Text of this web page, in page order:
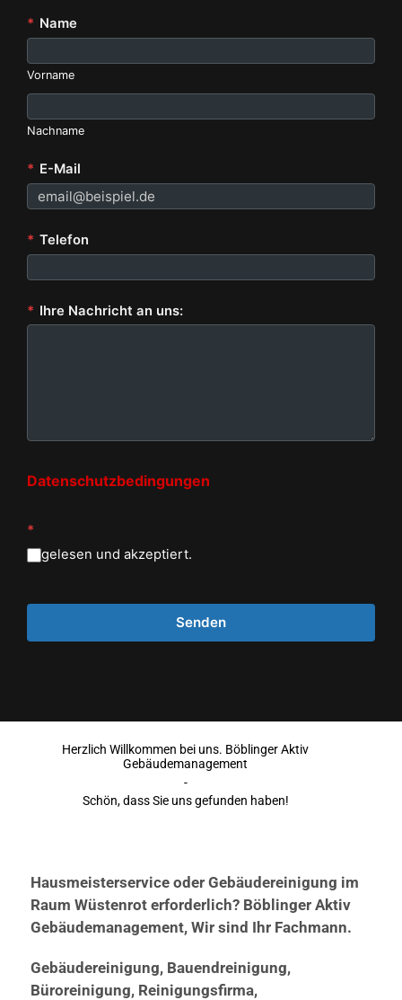
* Name
Vorname
Nachname
* E-Mail
* Telefon
* Ihre Nachricht an uns:
Datenschutzbedingungen
*
gelesen und akzeptiert.
Herzlich Willkommen bei uns. Böblinger Aktiv
Gebäudemanagement
-
Schön, dass Sie uns gefunden haben!
Hausmeisterservice oder Gebäudereinigung im
Raum Wüstenrot erforderlich? Böblinger Aktiv
Gebäudemanagement, Wir sind Ihr Fachmann.
Gebäudereinigung, Bauendreinigung,
Büroreinigung, Reinigungsfirma,